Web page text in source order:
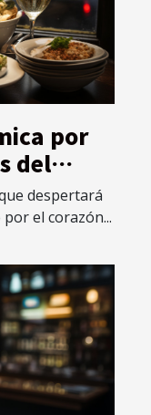
por
del
despertará
el corazón...